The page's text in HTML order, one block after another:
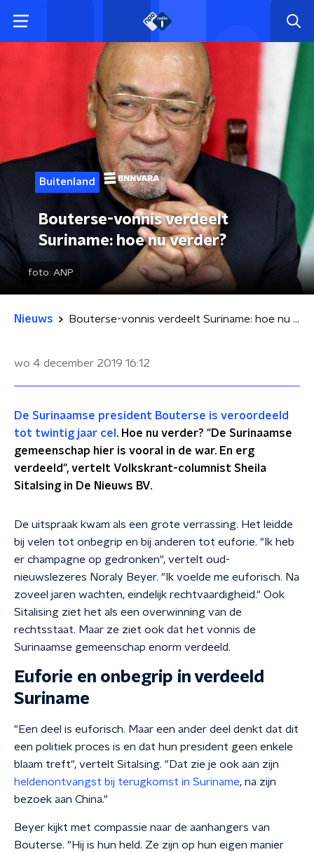
Buitenland
Bouterse-vonnis verdeelt
Suriname: hoe nu verder?
foto: ANP
Nieuws Bouterse-vonnis verdeelt Suriname: hoe nu verder?
wo 4 december 2019 16:12
De Surinaamse president Bouterse is veroordeeld
tot twintig jaar cel . Hoe nu verder? "De Surinaamse
gemeenschap hier is vooral in de war. En erg
verdeeld", vertelt Volkskrant-columnist Sheila
Sitalsing in De Nieuws BV.
De uitspraak kwam als een grote verrassing. Het leidde
bij velen tot onbegrip en bij anderen tot euforie. "Ik heb
er champagne op gedronken", vertelt oud-
nieuwslezeres Noraly Beyer. "Ik voelde me euforisch. Na
zoveel jaren wachten, eindelijk rechtvaardigheid." Ook
Sitalising ziet het als een overwinning van de
rechtsstaat. Maar ze ziet ook dat het vonnis de
Surinaamse gemeenschap enorm verdeeld.
Euforie en onbegrip in verdeeld
Suriname
"Een deel is euforisch. Maar een ander deel denkt dat dit
een politiek proces is en dat hun president geen enkele
blaam treft", vertelt Sitalsing. "Dat zie je ook aan zijn
heldenontvangst bij terugkomst in Suriname, na zijn
bezoek aan China."
Beyer kijkt met compassie naar de aanhangers van
Bouterse. "Hij is hun held. Ze zijn op hun eigen manier